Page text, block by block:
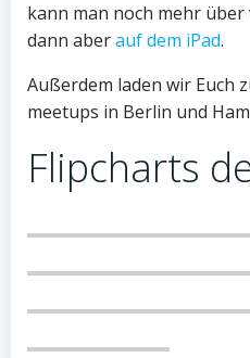
kann man noch mehr
dann aberauf dem iPad.
Außerdem laden wir Euch
meetups in Berlin und
Flipcharts